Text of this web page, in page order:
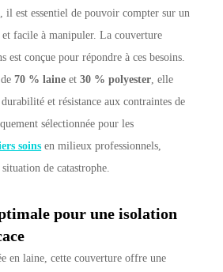
il est essentiel de pouvoir compter sur un
facile à manipuler. La couverture
est conçue pour répondre à ces besoins.
de70 % laine et30 % polyester , elle
et résistance aux contraintes de
sélectionnée pour les
soins en milieux professionnels,
de catastrophe.
pour une isolation
en laine, cette couverture offre une